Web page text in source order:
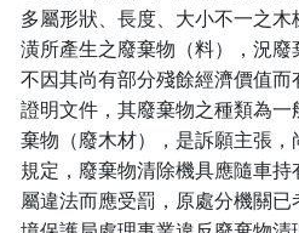
多屬形狀、長度、大小不一之
潢所產生之廢棄物（料），況
不因其尚有部分殘餘經濟價值
證明文件，其廢棄物之種類為
棄物（廢木材），是訴願主張
規定，廢棄物清除機具應隨車
屬違法而應受罰，原處分機關